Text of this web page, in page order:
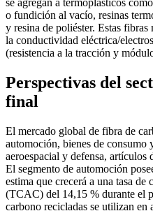
se agregan a termoplásticos
o fundición al vacío, resinas
y resina de poliéster. Estas
la conductividad eléctrica/
(resistencia a la tracción y
Perspectivas del
final
El mercado global de fibra de
automoción, bienes de consumo
aeroespacial y defensa,
El segmento de automoción
estima que crecerá a una tasa de
(TCAC) del 14,15 % durante el
carbono recicladas se utilizan en